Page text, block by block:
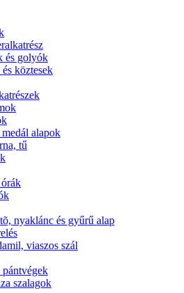
és golyók
köztesek
alapok
tű
nyaklánc és gyűrű alap
viaszos szál
pántvégek
szalagok